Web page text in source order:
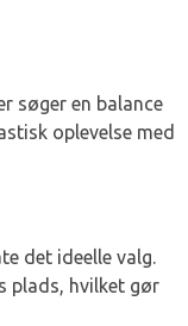
søger en balance
oplevelse med
det ideelle valg.
plads, hvilket gør